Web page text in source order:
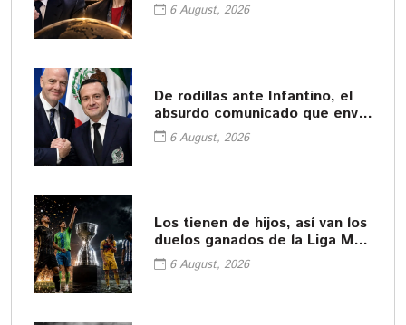
6 August, 2026
De rodillas ante Infantino, el
absurdo comunicado que envió
la FMF
6 August, 2026
Los tienen de hijos, así van los
duelos ganados de la Liga MX
y MLS
6 August, 2026